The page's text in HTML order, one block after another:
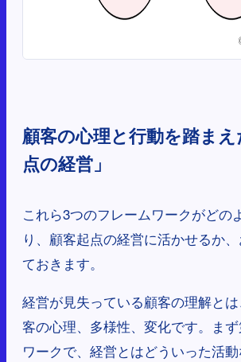
顧客の心理と行動を踏ま
点の経営」
これら3つのフレームワークがどの
り、顧客起点の経営に活かせるか
ておきます。
経営が見失っている顧客の理解と
客の心理、多様性、変化です。ま
ワークで、経営とはどういった活